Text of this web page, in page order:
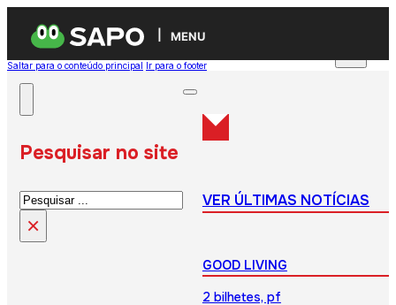
MENU
Saltar para o conteúdo principal Ir para o footer
Pesquisar no site
Pesquisar
×
VER ÚLTIMAS NOTÍCIAS
GOOD LIVING
2 bilhetes, pf